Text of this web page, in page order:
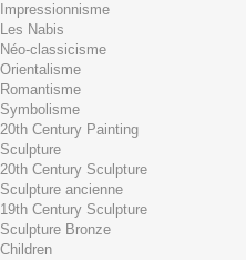
Product
your shopping
Quantity
Total
There is 1 item
Total products (tax incl.)
Total shipping TTC
Total (tax incl.)
Impressionnisme
Les Nabis
Néo-classicisme
Orientalisme
Romantisme
Symbolisme
20th Century Painting
Sculpture
20th Century Sculpture
Sculpture ancienne
19th Century Sculpture
Sculpture Bronze
Children